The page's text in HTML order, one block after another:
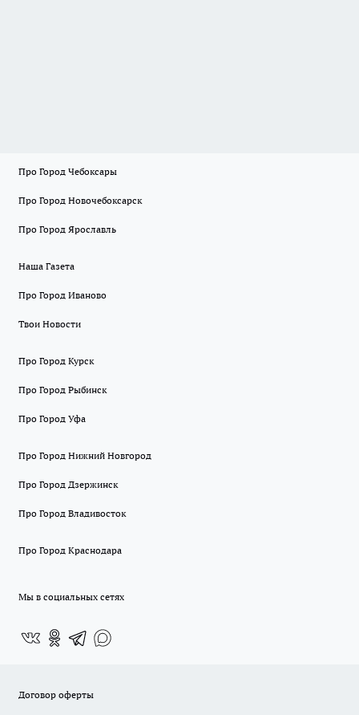
Про Город Чебоксары
Про Город Новочебоксарск
Про Город Ярославль
Наша Газета
Про Город Иваново
Твои Новости
Про Город Курск
Про Город Рыбинск
Про Город Уфа
Про Город Нижний Новгород
Про Город Дзержинск
Про Город Владивосток
Про Город Краснодара
Мы в социальных сетях
Договор оферты